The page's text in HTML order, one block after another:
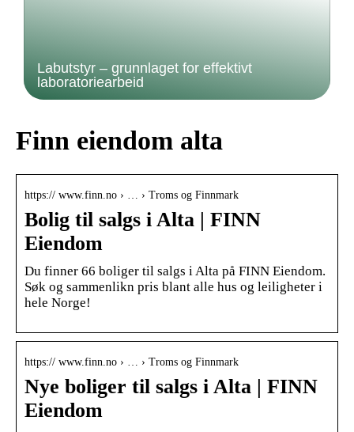
Labutstyr – grunnlaget for effektivt
laboratoriearbeid
Finn eiendom alta
https:// www.finn.no › … › Troms og Finnmark
Bolig til salgs i Alta | FINN
Eiendom
Du finner 66 boliger til salgs i Alta på FINN Eiendom.
Søk og sammenlikn pris blant alle hus og leiligheter i
hele Norge!
https:// www.finn.no › … › Troms og Finnmark
Nye boliger til salgs i Alta | FINN
Eiendom